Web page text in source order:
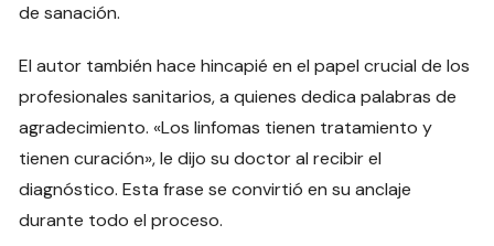
de sanación.
El autor también hace hincapié en el papel crucial de los
profesionales sanitarios, a quienes dedica palabras de
agradecimiento. «Los linfomas tienen tratamiento y
tienen curación», le dijo su doctor al recibir el
diagnóstico. Esta frase se convirtió en su anclaje
durante todo el proceso.